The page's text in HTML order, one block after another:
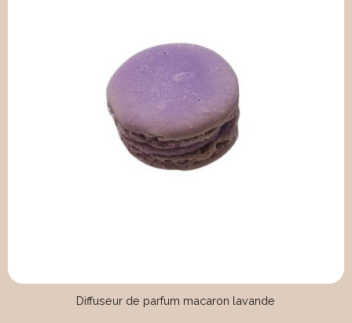
Diffuseur de parfum macaron lavande